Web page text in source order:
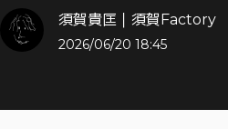
須賀貴匡｜須賀Factory
2026/06/20 18:45